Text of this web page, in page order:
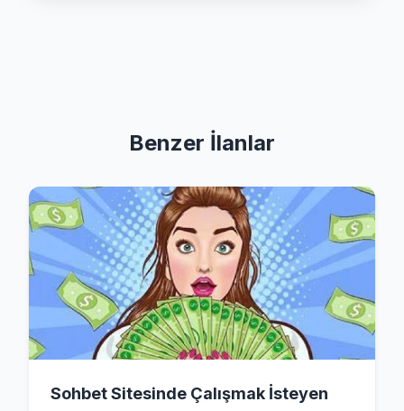
Benzer İlanlar
Sohbet Sitesinde Çalışmak İsteyen